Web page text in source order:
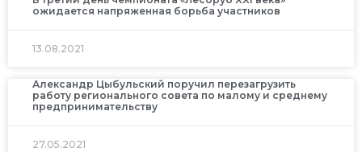
ожидается напряженная борьба участников
13.08.2021
Александр Цыбульский поручил перезагрузить
работу регионального совета по малому и среднему
предпринимательству
27.05.2021